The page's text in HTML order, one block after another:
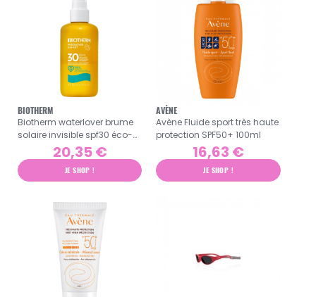
BIOTHERM
Biotherm waterlover brume
solaire invisible spf30 éco-
responsable 200ml
20,35 €
JE SHOP !
AVÈNE
Avène Fluide sport très haute
protection SPF50+ 100ml
16,63 €
JE SHOP !